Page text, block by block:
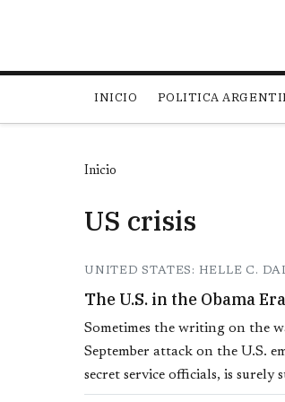
INICIO POLITICA
Inicio
US crisis
UNITED STATES: HELLE C.
The U.S. in the Obama
Sometimes the writing on the
September attack on the U.S.
secret service officials, is surely